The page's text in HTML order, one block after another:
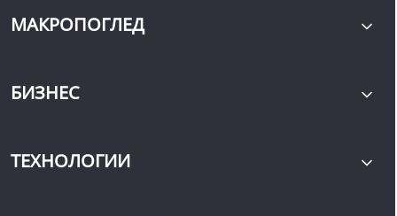
МАКРОПОГЛЕД
БИЗНЕС
ТЕХНОЛОГИИ